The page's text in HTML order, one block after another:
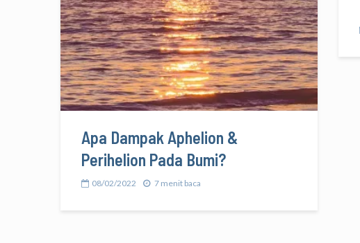
Apa Dampak Aphelion &
Perihelion Pada Bumi?
08/02/2022 7 menit baca